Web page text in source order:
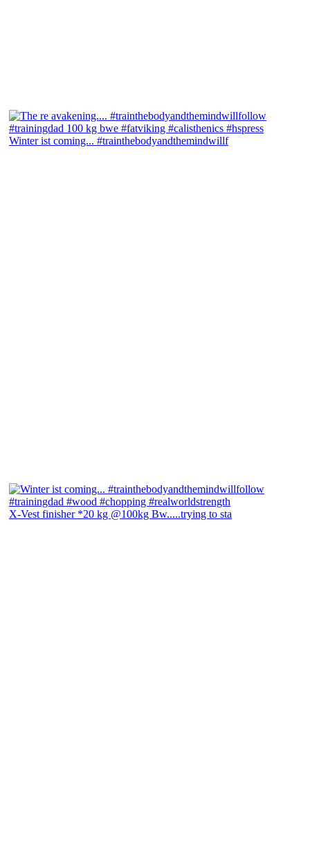
Winter ist coming... #trainthebodyandthemindwillf
X-Vest finisher *20 kg @100kg Bw.....trying to sta